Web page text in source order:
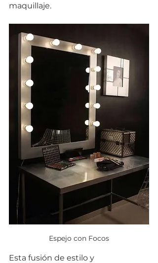
maquillaje.
Espejo con Focos
Esta fusión de estilo y